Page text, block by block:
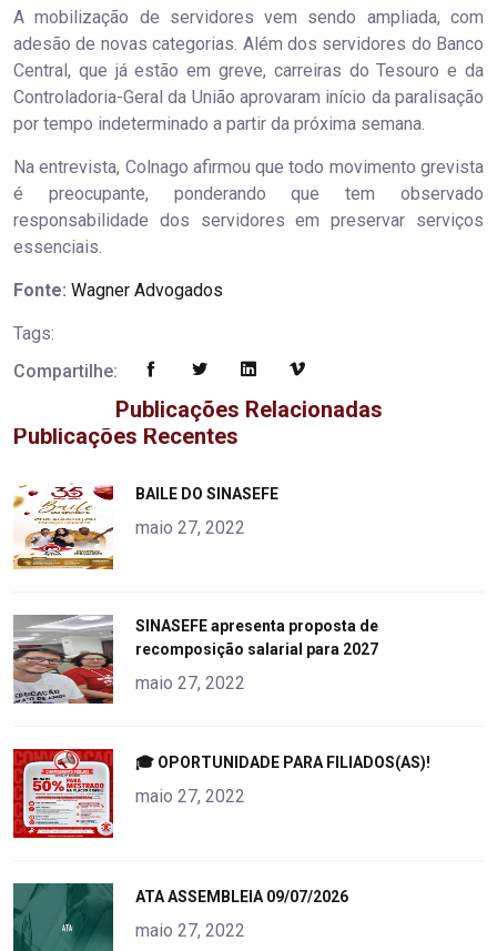
A mobilização de servidores vem sendo ampliada, com
adesão de novas categorias. Além dos servidores do Banco
Central, que já estão em greve, carreiras do Tesouro e da
Controladoria-Geral da União aprovaram início da paralisação
por tempo indeterminado a partir da próxima semana.
Na entrevista, Colnago afirmou que todo movimento grevista
é preocupante, ponderando que tem observado
responsabilidade dos servidores em preservar serviços
essenciais.
Fonte: Wagner Advogados
Tags:
Compartilhe:
Publicações Relacionadas
Publicações Recentes
alt="product">
BAILE DO SINASEFE
maio 27, 2022
alt="product">
SINASEFE apresenta proposta de
recomposição salarial para 2027
maio 27, 2022
alt="product">
🎓 OPORTUNIDADE PARA FILIADOS(AS)!
maio 27, 2022
alt="product">
ATA ASSEMBLEIA 09/07/2026
maio 27, 2022